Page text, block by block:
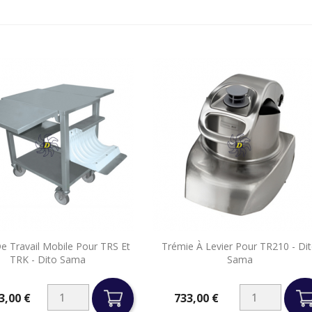
Travail Mobile Pour TRS Et
TRK - Dito Sama
€
Aperçu rapide
Trémie À Levier Pour TR210 -
Sama
733,00 €
Aperçu rapide